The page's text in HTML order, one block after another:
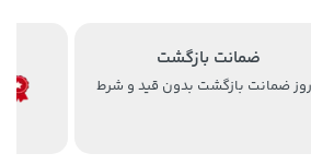
ضمانت بازگشت